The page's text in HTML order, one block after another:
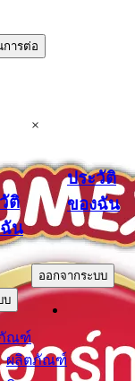
ารต่อ
ติ
น
บ
ณฑ์
ผลิตภัณฑ์
×
ประวัติ
ของฉัน
.
ออกจากระบบ